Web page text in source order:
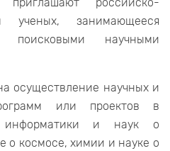
ученых, занимающееся
поисковыми научными
осуществление научных и
или проектов в
информатики и наук о
о космосе, химии и науке о